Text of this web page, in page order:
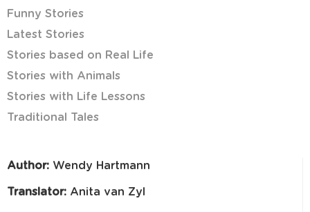
Author: Wendy Hartmann
Translator: Anita van Zyl
Funny Stories
Latest Stories
Stories based on Real Life
Stories with Animals
Stories with Life Lessons
Traditional Tales